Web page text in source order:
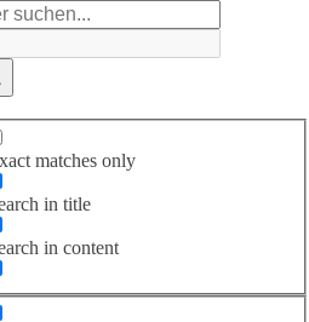
matches only
in title
in content